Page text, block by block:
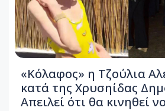
«Κόλαφος» η Τζούλια
κατά της Χρυσηίδας
Απειλεί ότι θα κινηθεί